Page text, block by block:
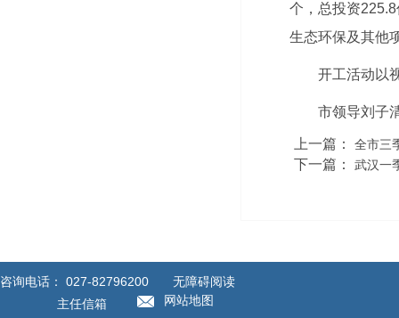
个，总投资
生态环保及其他
开工活动以
市领导刘子
上一篇： 全市三
下一篇： 武汉一
咨询电话： 027-82796200
无障碍阅读
主任信箱
网站地图